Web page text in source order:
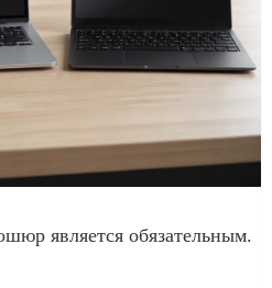
является обязательным.